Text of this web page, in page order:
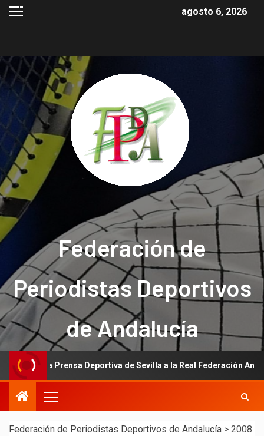
agosto 6, 2026
Federación de
Periodistas Deportivos
de Andalucía
la Prensa Deportiva de Sevilla a la Real Federación Andaluza de
Federación de Periodistas Deportivos de Andalucía > 2008